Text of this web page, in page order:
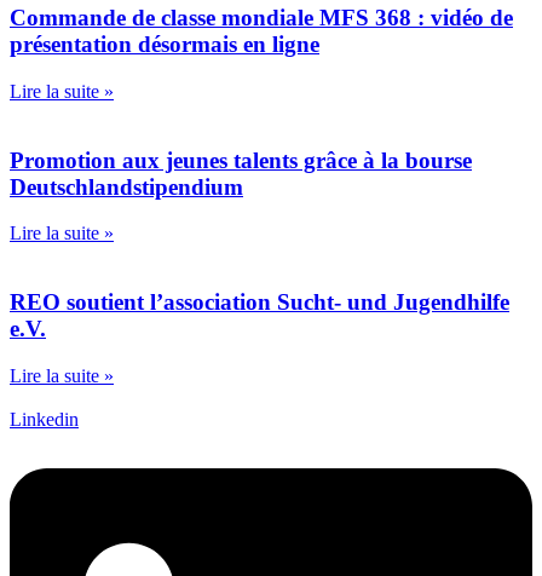
Commande de classe mondiale MFS 368 : vidéo de
présentation désormais en ligne
Lire la suite »
Promotion aux jeunes talents grâce à la bourse
Deutschlandstipendium
Lire la suite »
REO soutient l’association Sucht- und Jugendhilfe
e.V.
Lire la suite »
Linkedin